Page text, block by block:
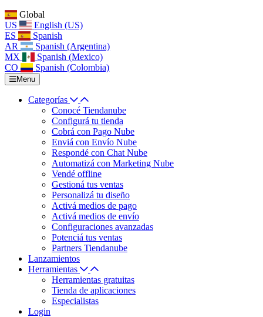
Global
US
English (US)
ES
Spanish
AR
Spanish (Argentina)
MX
Spanish (Mexico)
CO
Spanish (Colombia)
Menu
Categorías
Conocé Tiendanube
Configurá tu tienda
Cobrá con Pago Nube
Enviá con Envío Nube
Respondé con Chat Nube
Automatizá con Marketing Nube
Vendé offline
Gestioná tus ventas
Personalizá tu diseño
Activá medios de pago
Activá medios de envío
Configuraciones avanzadas
Potenciá tus ventas
Partners Tiendanube
Lanzamientos
Herramientas
Herramientas gratuitas
Tienda de aplicaciones
Especialistas
Login